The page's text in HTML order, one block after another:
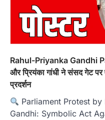
Rahul-Priyanka Gandhi
और प्रियंका गांधी ने संसद गेट
प्रदर्शन
Parliament Protest by
Gandhi: Symbolic Act